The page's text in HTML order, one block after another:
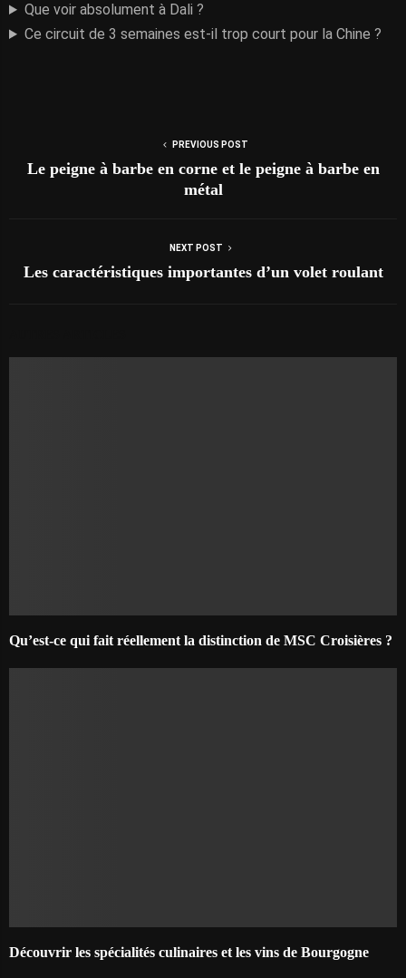
Que voir absolument à Dali ?
Ce circuit de 3 semaines est-il trop court pour la Chine ?
PREVIOUS POST
Le peigne à barbe en corne et le peigne à barbe en
métal
NEXT POST
Les caractéristiques importantes d’un volet roulant
Qu’est-ce qui fait réellement la distinction de MSC Croisières ?
Découvrir les spécialités culinaires et les vins de Bourgogne